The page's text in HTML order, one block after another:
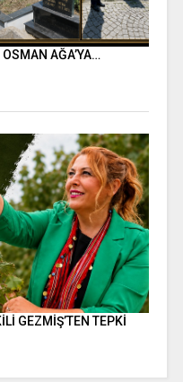
AĞA’YA…
GEZMİŞ’TEN TEPKİ